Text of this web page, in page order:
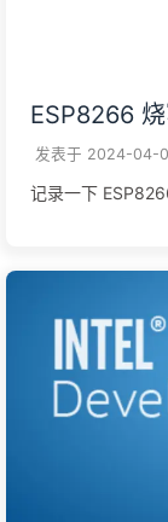
ESP8266
发表于 2024-04-
记录一下